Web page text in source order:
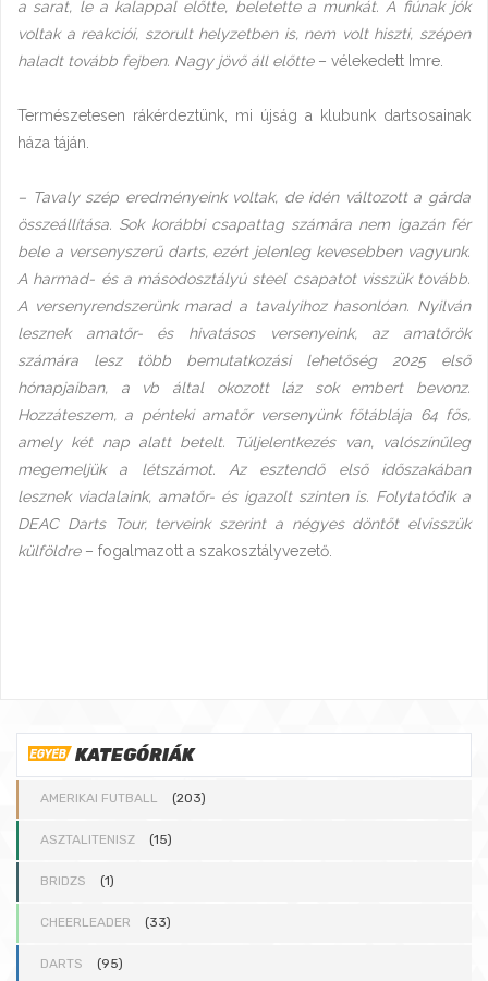
a sarat, le a kalappal előtte, beletette a munkát. A fiúnak jók
voltak a reakciói, szorult helyzetben is, nem volt hiszti, szépen
haladt tovább fejben. Nagy jövő áll előtte– vélekedett Imre.
Természetesen rákérdeztünk, mi újság a klubunk dartsosainak
háza táján.
– Tavaly szép eredményeink voltak, de idén változott a gárda
összeállítása. Sok korábbi csapattag számára nem igazán fér
bele a versenyszerű darts, ezért jelenleg kevesebben vagyunk.
A harmad- és a másodosztályú steel csapatot visszük tovább.
A versenyrendszerünk marad a tavalyihoz hasonlóan. Nyilván
lesznek amatőr- és hivatásos versenyeink, az amatőrök
számára lesz több bemutatkozási lehetőség 2025 első
hónapjaiban, a vb által okozott láz sok embert bevonz.
Hozzáteszem, a pénteki amatőr versenyünk főtáblája 64 fős,
amely két nap alatt betelt. Túljelentkezés van, valószínűleg
megemeljük a létszámot. Az esztendő első időszakában
lesznek viadalaink, amatőr- és igazolt szinten is. Folytatódik a
DEAC Darts Tour, terveink szerint a négyes döntőt elvisszük
külföldre– fogalmazott a szakosztályvezető.
KATEGÓRIÁK
AMERIKAI FUTBALL (203)
ASZTALITENISZ (15)
BRIDZS (1)
CHEERLEADER (33)
DARTS (95)